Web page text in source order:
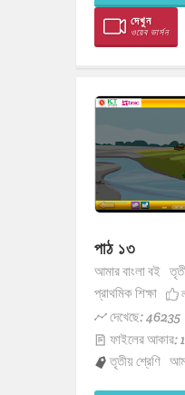
দেখুন
ওয়েব ভার্সন
পাঠ ১৩
আমার বাংলা বই
প্রাথমিক শিক্ষা
দেখেছে: 46235
ফাইলের
তৃতীয় শ্রেণি